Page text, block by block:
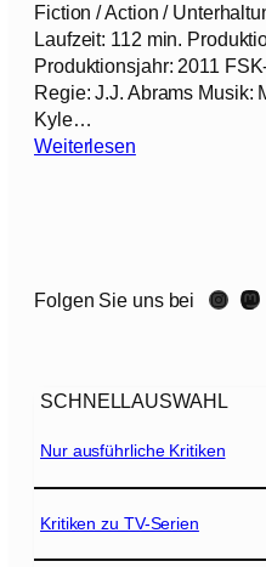
Fiction / Action /
Laufzeit: 112 min.
Produktionsjahr: 2011
Regie: J.J. Abrams Musik:
Kyle…
Weiterlesen:
8
1
]
Folgen Sie uns bei Instagram Mastodon
SCHNELLAUSWAHL
Nur ausführliche Kritiken
Kritiken zu TV-Serien